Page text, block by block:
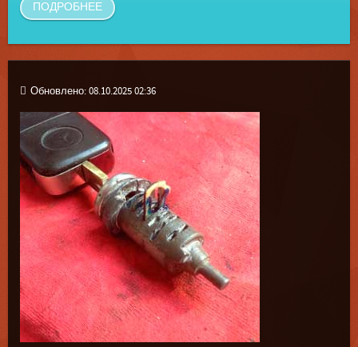
ПОДРОБНЕЕ
Обновлено: 08.10.2025 02:36